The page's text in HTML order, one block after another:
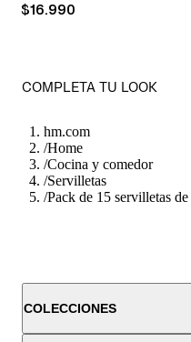
PRICE:
$16.990
COMPLETA TU LOOK
hm.com
/Home
/Cocina y comedor
/Servilletas
/Pack de 15 servilletas de
COLECCIONES